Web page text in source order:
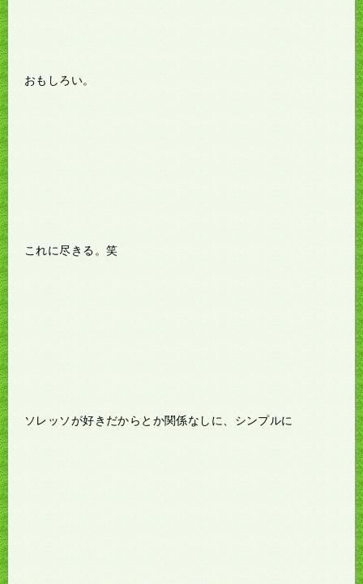
おもしろい。
これに尽きる。笑
ソレッソが好きだからとか関係なしに、シンプルに